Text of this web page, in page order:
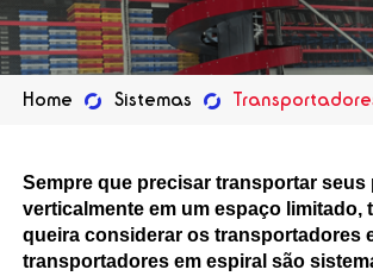
Home Sistemas
Sempre que precisar transportar
verticalmente em um espaço limitado,
queira considerar os transportadores
transportadores em espiral são